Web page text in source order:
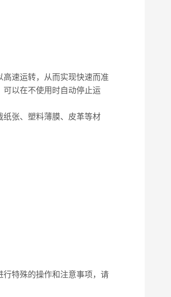
速运转，从而实现快速而准
以在不使用时自动停止运
张、塑料薄膜、皮革等材
特殊的操作和注意事项，请